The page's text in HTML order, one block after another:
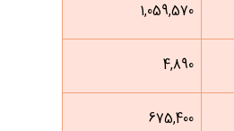
1,059,570
4,890
675,400